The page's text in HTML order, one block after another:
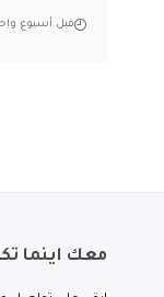
قبل أسبوع
معك اينما